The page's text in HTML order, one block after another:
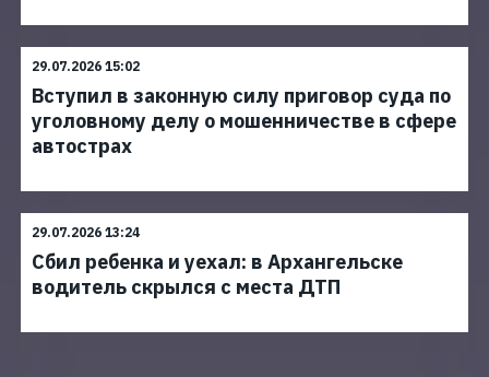
29.07.2026 15:02
Вступил в законную силу приговор суда по
уголовному делу о мошенничестве в сфере
автострах
29.07.2026 13:24
Сбил ребенка и уехал: в Архангельске
водитель скрылся с места ДТП